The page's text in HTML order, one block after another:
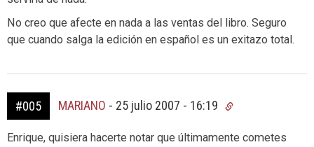
No creo que afecte en nada a las ventas del libro. Seguro
que cuando salga la edición en español es un exitazo total.
#005 MARIANO - 25 julio 2007 - 16:19
Enrique, quisiera hacerte notar que últimamente cometes